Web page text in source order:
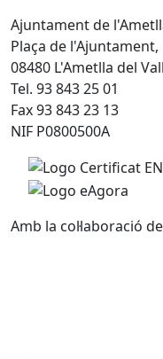
Ajuntament de
Plaça de l'Ajuntament,
08480 L'Ametlla del
Tel. 93 843 25 01
Fax 93 843 23 13
NIF P0800500A
Amb la col·laboració